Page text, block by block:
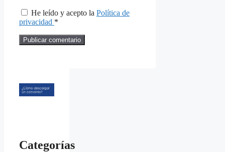
He leído y acepto la Política de
privacidad *
Categorías